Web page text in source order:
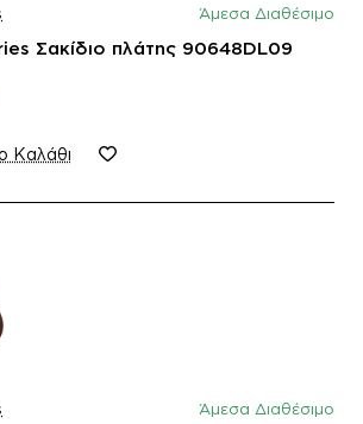
Άμεσα Διαθέσιμο
Σακίδιο πλάτης 90648DL09
Καλάθι
Άμεσα Διαθέσιμο